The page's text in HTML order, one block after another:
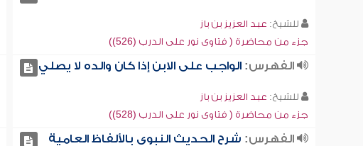
للشيخ: عبد العزيز بن باز
جزء من محاضرة ( فتاوى نور على الدرب (526))
الفهرس:الواجب على الابن إذا كان والده لا يصلي
للشيخ: عبد العزيز بن باز
جزء من محاضرة ( فتاوى نور على الدرب (528))
الفهرس: شرح الحديث النبوي بالألفاظ العامية